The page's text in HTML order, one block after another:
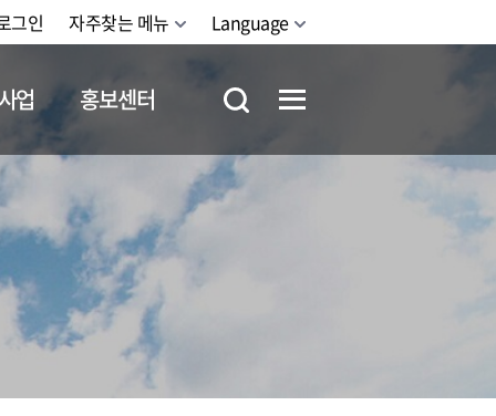
그인 자주찾는 메뉴 Language
업 홍보센터